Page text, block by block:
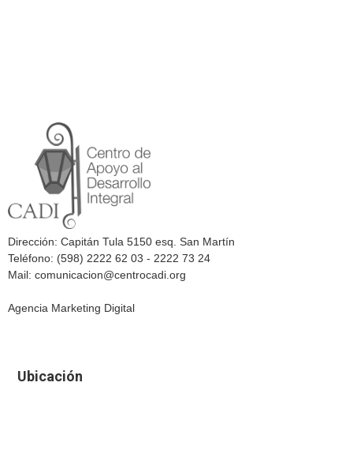
Dirección: Capitán Tula 5150 esq. San Martín
Teléfono: (598) 2222 62 03 - 2222 73 24
Mail: comunicacion@centrocadi.org
Agencia Marketing Digital
Ubicación